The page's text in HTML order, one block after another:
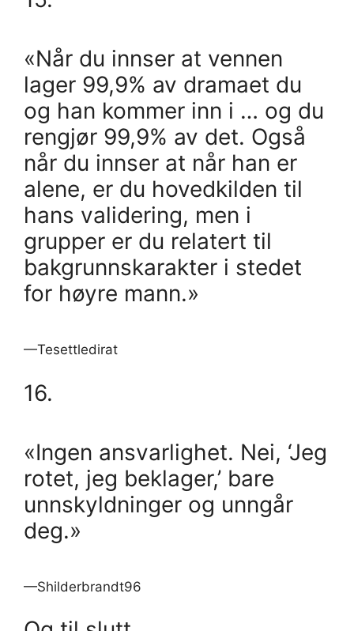
«Når du innser at vennen
lager 99,9% av dramaet du
og han kommer inn i … og du
rengjør 99,9% av det. Også
når du innser at når han er
alene, er du hovedkilden til
hans validering, men i
grupper er du relatert til
bakgrunnskarakter i stedet
for høyre mann.»
—Tesettledirat
16.
«Ingen ansvarlighet. Nei, ‘Jeg
rotet, jeg beklager,’ bare
unnskyldninger og unngår
deg.»
—Shilderbrandt96